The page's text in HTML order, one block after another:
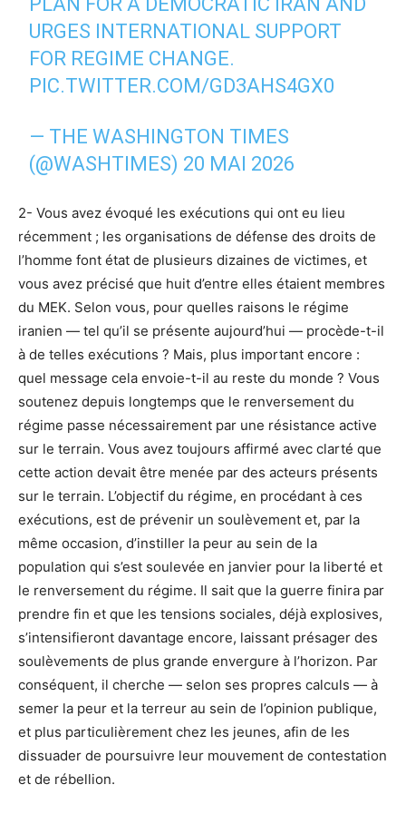
URGES INTERNATIONAL SUPPORT
FOR REGIME CHANGE.
PIC.TWITTER.COM/GD3AHS4GX0
— THE WASHINGTON TIMES
(@WASHTIMES) 20 MAI 2026
2- Vous avez évoqué les exécutions qui ont eu lieu
récemment ; les organisations de défense des droits de
l’homme font état de plusieurs dizaines de victimes, et
vous avez précisé que huit d’entre elles étaient membres
du MEK. Selon vous, pour quelles raisons le régime
iranien — tel qu’il se présente aujourd’hui — procède-t-il
à de telles exécutions ? Mais, plus important encore :
quel message cela envoie-t-il au reste du monde ? Vous
soutenez depuis longtemps que le renversement du
régime passe nécessairement par une résistance active
sur le terrain. Vous avez toujours affirmé avec clarté que
cette action devait être menée par des acteurs présents
sur le terrain. L’objectif du régime, en procédant à ces
exécutions, est de prévenir un soulèvement et, par la
même occasion, d’instiller la peur au sein de la
population qui s’est soulevée en janvier pour la liberté et
le renversement du régime. Il sait que la guerre finira par
prendre fin et que les tensions sociales, déjà explosives,
s’intensifieront davantage encore, laissant présager des
soulèvements de plus grande envergure à l’horizon. Par
conséquent, il cherche — selon ses propres calculs — à
semer la peur et la terreur au sein de l’opinion publique,
et plus particulièrement chez les jeunes, afin de les
dissuader de poursuivre leur mouvement de contestation
et de rébellion.